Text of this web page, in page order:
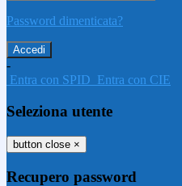
Password dimenticata?
-
Entra con SPID Entra con CIE
Seleziona utente
button close ×
Recupero password